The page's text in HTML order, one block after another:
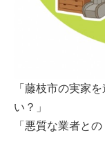
「藤枝市の実家
い？」
「悪質な業者と